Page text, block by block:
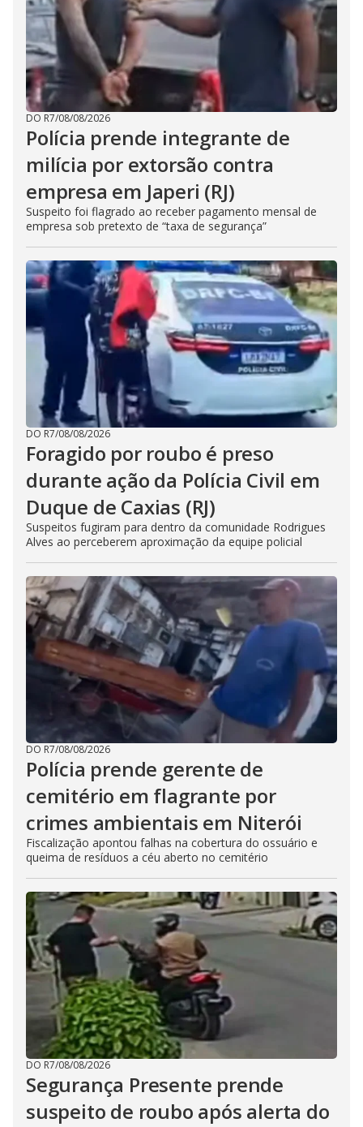
DO R7/08/08/2026
Polícia prende integrante de
milícia por extorsão contra
empresa em Japeri (RJ)
Suspeito foi flagrado ao receber pagamento mensal de
empresa sob pretexto de “taxa de segurança”
DO R7/08/08/2026
Foragido por roubo é preso
durante ação da Polícia Civil em
Duque de Caxias (RJ)
Suspeitos fugiram para dentro da comunidade Rodrigues
Alves ao perceberem aproximação da equipe policial
DO R7/08/08/2026
Polícia prende gerente de
cemitério em flagrante por
crimes ambientais em Niterói
Fiscalização apontou falhas na cobertura do ossuário e
queima de resíduos a céu aberto no cemitério
DO R7/08/08/2026
Segurança Presente prende
suspeito de roubo após alerta do